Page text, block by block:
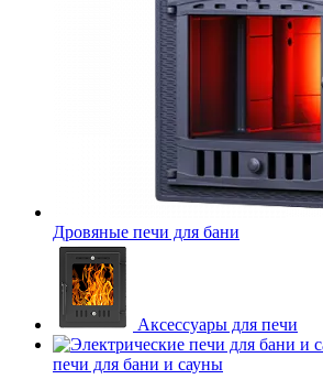
Дровяные печи для бани
Аксессуары для печи
печи для бани и сауны